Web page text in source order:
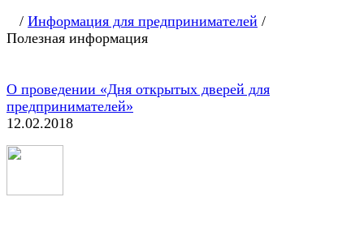
/ Информация для предпринимателей /
Полезная информация
О проведении «Дня открытых дверей для
предпринимателей»
12.02.2018